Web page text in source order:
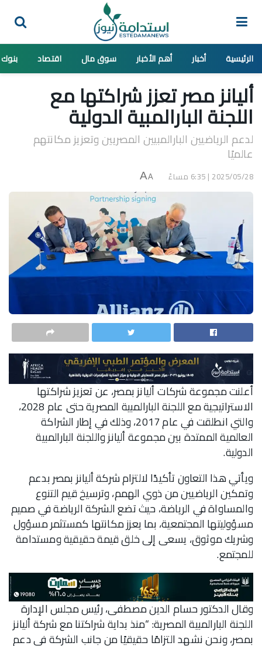
الرئيسية أخبار أهم الأخبار سوق مال اقتصاد بنوك
أليانز مصر تعزز شراكتها مع
اللجنة البارالمبية الدولية
لدعم الرياضيين البارالمبيين المصريين وتعزيز مكانتهم
عالميًا
2025/05/28 | 6:35 مساءً A
A
أعلنت مجموعة شركات أليانز بمصر، عن تعزيز شراكتها
الاستراتيجية مع اللجنة البارالمبية المصرية حتى عام 2028،
والتي انطلقت في عام 2017، وذلك في إطار الشراكة
العالمية الممتدة بين مجموعة أليانز واللجنة البارالمبية
الدولية.
ويأتي هذا التعاون تأكيدًا لالتزام شركة أليانز بمصر بدعم
وتمكين الرياضيين من ذوي الهمم، وترسيخ قيم التنوع
والمساواة في الرياضة، حيث تضع الشركة الرياضة في صميم
مسؤوليتها المجتمعية، بما يعزز مكانتها كمستثمر مسؤول
وشريك موثوق، يسعى إلى خلق قيمة حقيقية ومستدامة
للمجتمع.
وقال الدكتور حسام الدين مصطفى، رئيس مجلس الإدارة
اللجنة البارالمبية المصرية: “منذ بداية شراكتنا مع شركة أليانز
بمصر، ونحن نشهد التزامًا حقيقيًا من جانب الشركة في دعم